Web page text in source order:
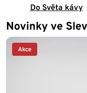
Do Světa kávy
Novinky ve
Akce